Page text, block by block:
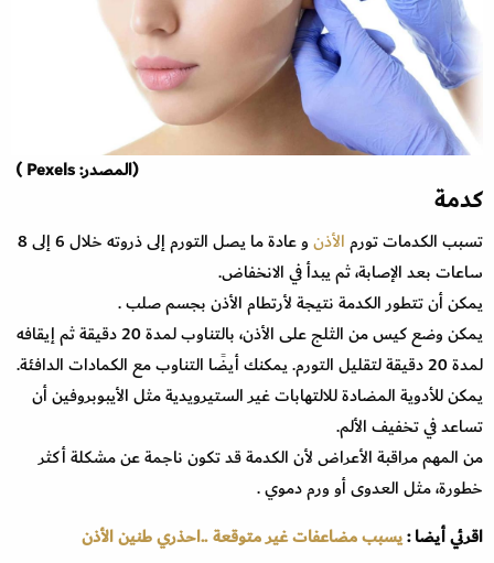
(المصدر: Pexels )
كدمة
تسبب الكدمات تورمالأذن
و عادة ما يصل التورم إلى ذروته خلال 6 إلى 8
ساعات بعد الإصابة، ثم يبدأ في الانخفاض.
يمكن أن تتطور الكدمة نتيجة لأرتطام الأذن بجسم صلب .
يمكن وضع كيس من الثلج على الأذن، بالتناوب لمدة 20 دقيقة ثم إيقافه
لمدة 20 دقيقة لتقليل التورم. يمكنك أيضًا التناوب مع الكمادات الدافئة.
يمكن للأدوية المضادة للالتهابات غير الستيرويدية مثل الأيبوبروفين أن
تساعد في تخفيف الألم.
من المهم مراقبة الأعراض لأن الكدمة قد تكون ناجمة عن مشكلة أكثر
خطورة، مثل العدوى أو ورم دموي .
اقرئي أيضا :يسبب مضاعفات غير متوقعة ..احذري طنين الأذن